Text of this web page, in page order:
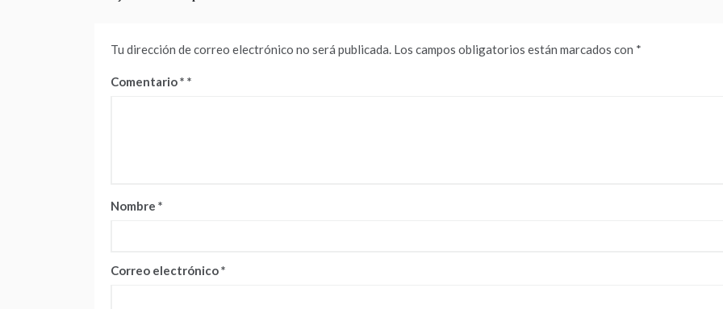
Tu dirección de correo electrónico no será publicada. Los campos obligatorios están marcados con *
Comentario*
Nombre *
Correo electrónico*